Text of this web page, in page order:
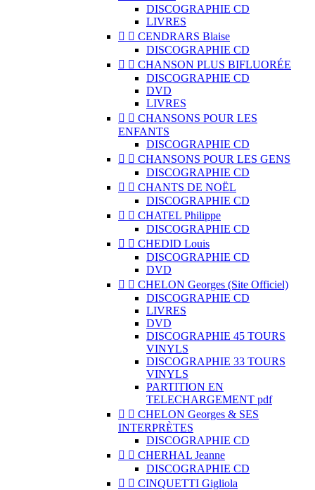
DISCOGRAPHIE CD
LIVRES
  CENDRARS Blaise
DISCOGRAPHIE CD
  CHANSON PLUS BIFLUORÉE
DISCOGRAPHIE CD
DVD
LIVRES
  CHANSONS POUR LES
ENFANTS
DISCOGRAPHIE CD
  CHANSONS POUR LES GENS
DISCOGRAPHIE CD
  CHANTS DE NOËL
DISCOGRAPHIE CD
  CHATEL Philippe
DISCOGRAPHIE CD
  CHEDID Louis
DISCOGRAPHIE CD
DVD
  CHELON Georges (Site Officiel)
DISCOGRAPHIE CD
LIVRES
DVD
DISCOGRAPHIE 45 TOURS
VINYLS
DISCOGRAPHIE 33 TOURS
VINYLS
PARTITION EN
TELECHARGEMENT pdf
  CHELON Georges & SES
INTERPRÈTES
DISCOGRAPHIE CD
  CHERHAL Jeanne
DISCOGRAPHIE CD
  CINQUETTI Gigliola